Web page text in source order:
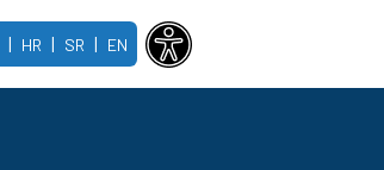
| HR | SR | EN